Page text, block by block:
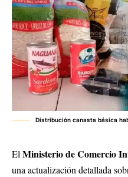
Distribución canasta básica
ElMinisterio de Comercio
una actualización detallada